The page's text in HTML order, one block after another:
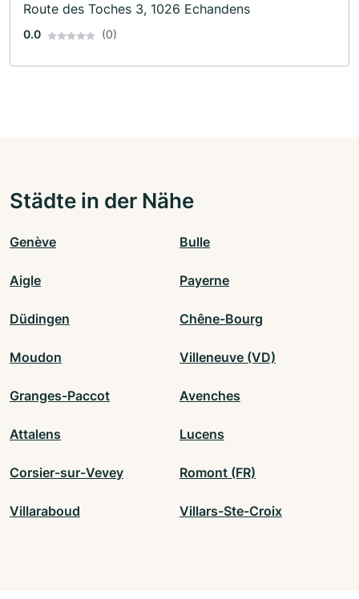
Route des Toches 3, 1026 Echandens
0.0 (0)
Städte in der Nähe
Genève Bulle
Aigle Payerne
Düdingen Chêne-Bourg
Moudon Villeneuve (VD)
Granges-Paccot Avenches
Attalens Lucens
Corsier-sur-Vevey Romont (FR)
Villaraboud Villars-Ste-Croix